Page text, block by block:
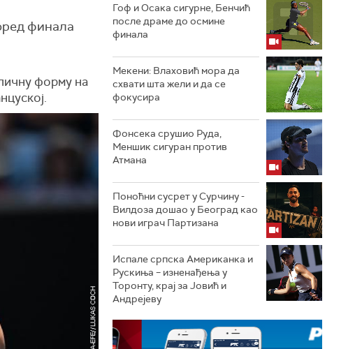
финала
форму на
Гоф и Осака сигурне, Бенчић
после драме до осмине
финала
Мекени: Влаховић мора да
схвати шта жели и да се
фокусира
Фонсека срушио Руда,
Меншик сигуран против
Атмана
Поноћни сусрет у Сурчину -
Вилдоза дошао у Београд као
нови играч Партизана
Испале српска Американка и
Рускиња – изненађења у
Торонту, крај за Јовић и
Андрејеву